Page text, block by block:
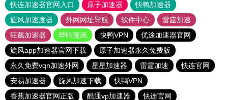
快连加速器官网入口
原子加速器
快鸭加速器
旋风加速度器
外网网址导航 软件中心
雷霆加速
狂飙加速器
哔咔漫画 快鸭VPN
优途加速器官网
旋风app加速器官网下载
原子加速器永久免费版
永久免费vqn加速外网
星星加速器 雷霆加速
快连官网
安易加速器
旋风加速下载
快鸭VPN
香蕉加速器官网正版
酷通vp加速器 快连官网